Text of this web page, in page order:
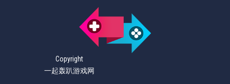
Copyright
一起轰趴游戏网